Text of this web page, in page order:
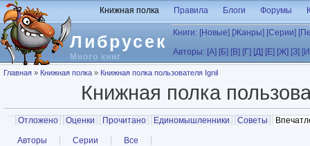
Перейти к основному содержанию
Либрусек
Много книг
Книжная полка Правила Блоги Форумы
Книги: [Новые] [Жанры] [Серии]
Авторы: [А] [Б] [В] [Г] [Д] [Е] [Ж] [З]
Вы здесь
Главная » Книжная полка » Книжная полка пользователя Ignil
Книжная полка
Главные вкладки
Отложено Оценки Прочитано Единомышленники Советы
Вторичные вкладки
Авторы Серии Все